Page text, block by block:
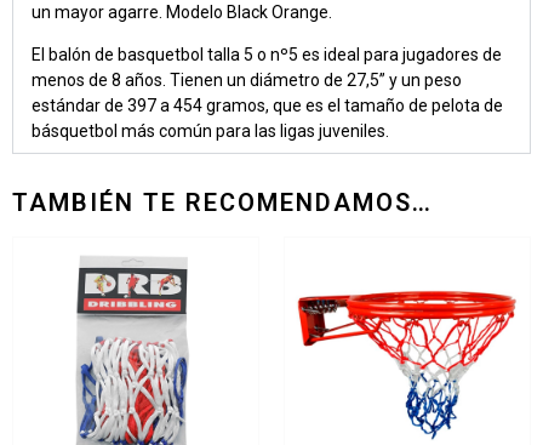
un mayor agarre. Modelo Black Orange.
El balón de basquetbol talla 5 o nº5 es ideal para jugadores de
menos de 8 años. Tienen un diámetro de 27,5” y un peso
estándar de 397 a 454 gramos, que es el tamaño de pelota de
básquetbol más común para las ligas juveniles.
TAMBIÉN TE RECOMENDAMOS…